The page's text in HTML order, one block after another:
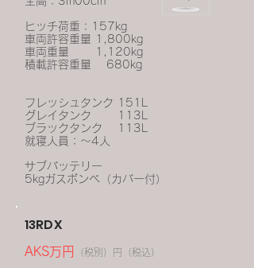
ヒッチ荷重：157kg
車両許容重量 1,800kg
車両重量 1,120kg
積載許容重量 680kg
フレッシュタンク 151L
グレイタンク 113L
ブラックタンク 113L
就寝人員：～4人
サブバッテリー
5kgガスボンベ（カバー付）
13RDX
AKS万円 （税別）円（税込）